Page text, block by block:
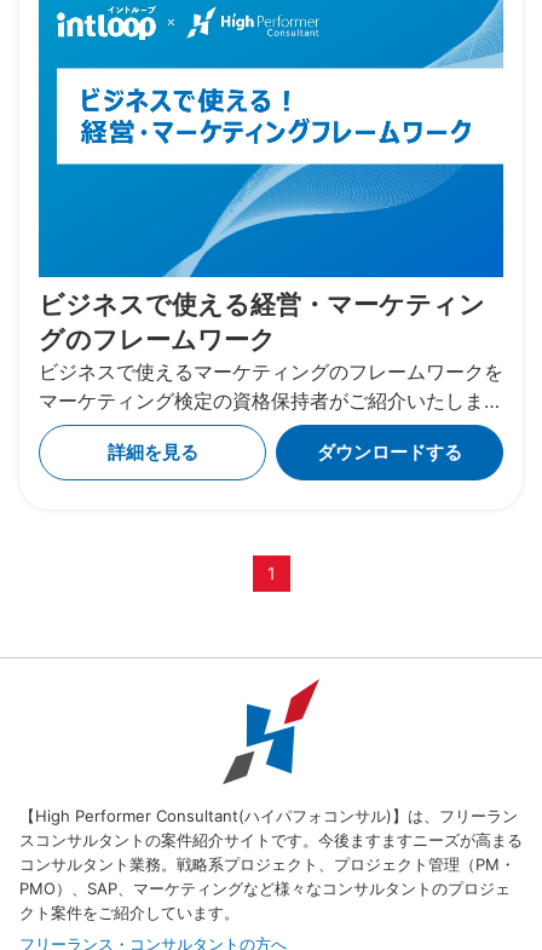
ビジネスで使える経営・マーケティン
グのフレームワーク
ビジネスで使えるマーケティングのフレームワークを
マーケティング検定の資格保持者がご紹介いたしま
す。 よく使われる定番のフレームワークだけでな
く、BtoC、BtoBなどビジネスの形態に関わらず使用
することができる様々なフレームワーク、理論を紹介
ます。 是非ご一読ください。
詳細を見る ダウンロードする
1
【High Performer Consultant(ハイパフォコンサル)】は、フリーラン
スコンサルタントの案件紹介サイトです。今後ますますニーズが高まる
コンサルタント業務。戦略系プロジェクト、プロジェクト管理（PM・
PMO）、SAP、マーケティングなど様々なコンサルタントのプロジェ
クト案件をご紹介しています。
フリーランス・コンサルタントの方へ